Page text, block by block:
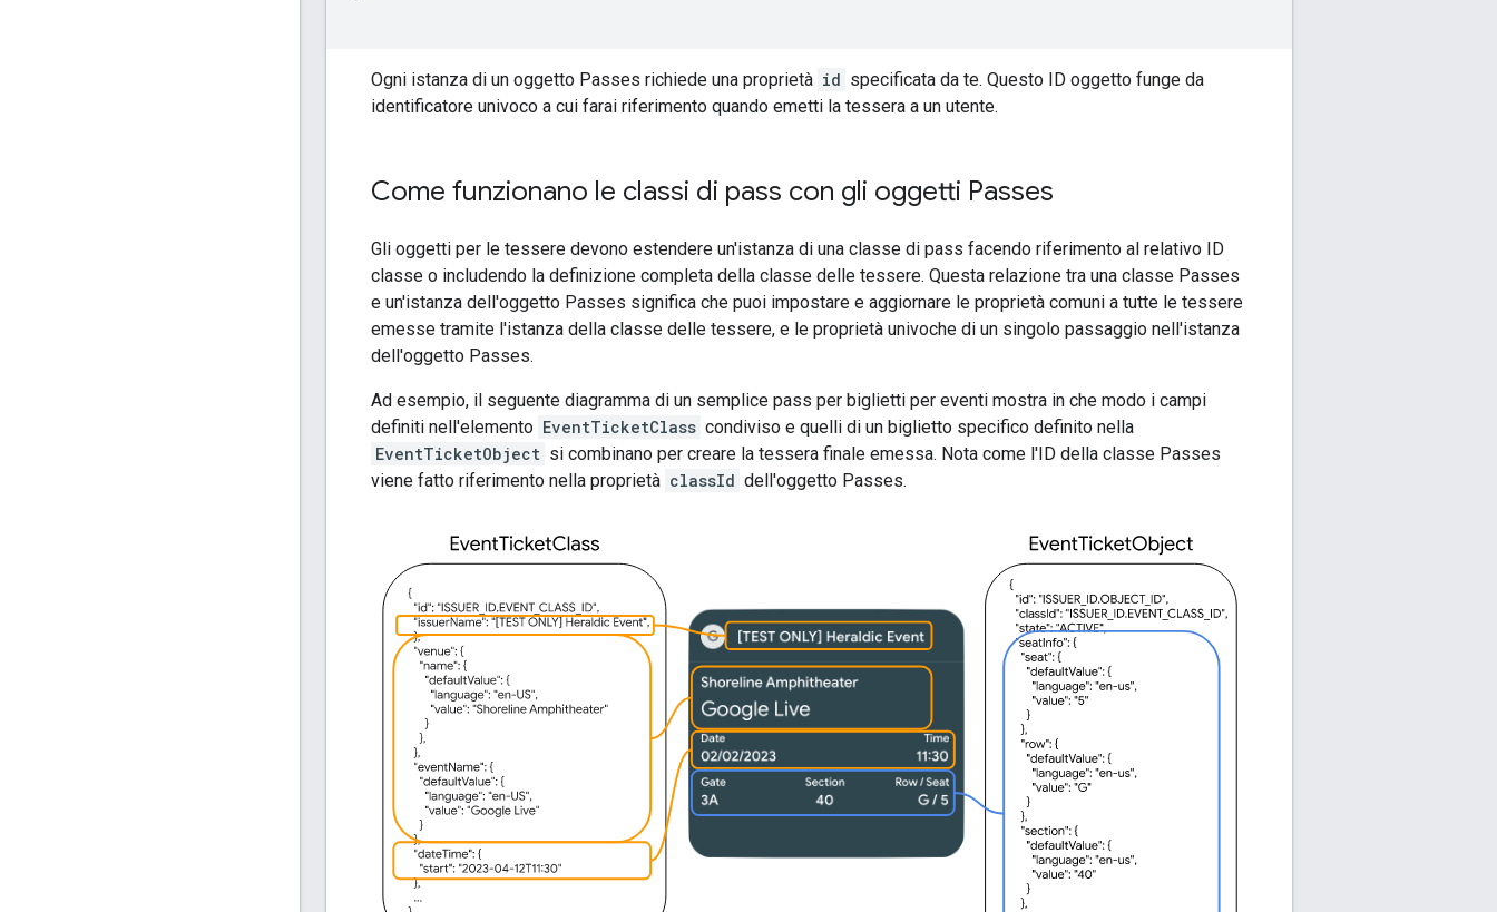
Ogni istanza di un oggetto Passes richiede una proprietà id specificata da te. Questo ID oggetto funge da
identificatore univoco a cui farai riferimento quando emetti la tessera a un utente.
Come funzionano le classi di pass con gli oggetti Passes
Gli oggetti per le tessere devono estendere un'istanza di una classe di pass facendo riferimento al relativo ID
classe o includendo la definizione completa della classe delle tessere. Questa relazione tra una classe Passes
e un'istanza dell'oggetto Passes significa che puoi impostare e aggiornare le proprietà comuni a tutte le tessere
emesse tramite l'istanza della classe delle tessere, e le proprietà univoche di un singolo passaggio nell'istanza
dell'oggetto Passes.
Ad esempio, il seguente diagramma di un semplice pass per biglietti per eventi mostra in che modo i campi
definiti nell'elemento EventTicketClass condiviso e quelli di un biglietto specifico definito nella
EventTicketObject si combinano per creare la tessera finale emessa. Nota come l'ID della classe Passes
viene fatto riferimento nella proprietà classId dell'oggetto Passes.